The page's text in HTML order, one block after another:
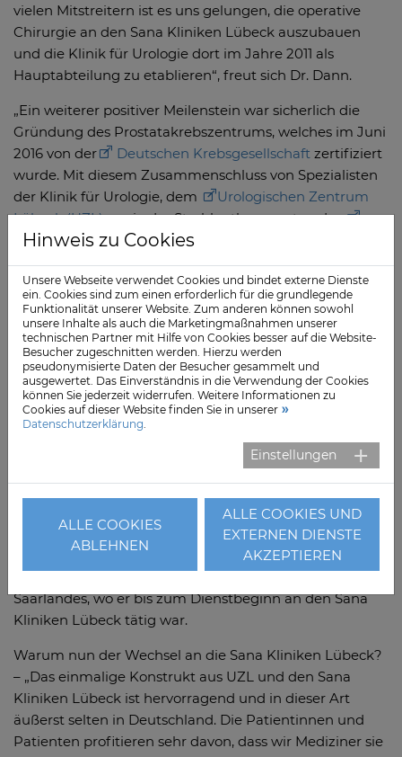
vielen Mitstreitern ist es uns gelungen, die operative
Chirurgie an den Sana Kliniken Lübeck auszubauen
und die Klinik für Urologie dort im Jahre 2011 als
Hauptabteilung zu etablieren“, freut sich Dr. Dann.
„Ein weiterer positiver Meilenstein war sicherlich die
Gründung des Prostatakrebszentrums, welches im Juni
2016 von der
Deutschen Krebsgesellschaft zertifiziert
wurde. Mit diesem Zusammenschluss von Spezialisten
der Klinik für Urologie, dem
Urologischen Zentrum
Lübeck (UZL)sowie der Strahlentherapeuten der
Praxis Curavidist es uns bis heute gelungen, ein
Höchstmaß an Behandlungsqualität und
Patientensicherheit zu dokumentieren“, so Dr. Dann
weiter.
Dr. Claudius Füllhase hat nach seinem Studium der
Humanmedizin in Lübeck, dem französischen Caen
und Freiburg promoviert und in den Jahren 2006-2013
umfangreiche Erfahrungen als urologischer
Assistenzarzt gesammelt. - U.a. an dem Johanniter
Krankenhaus Oberhausen, als größter urologischer
Klinik Deutschlands, sowie am Klinikum Großhadern in
In den Folgejahren erweiterte der Mediziner sein
medizinisches Fachwissen in oberärztlicher Tätigkeit an
der Urologischen Klinik der Universität Rostock und an
der Urologischen Klinik des Universitätsklinikums des
Saarlandes, wo er bis zum Dienstbeginn an den Sana
Kliniken Lübeck tätig war.
Warum nun der Wechsel an die Sana Kliniken Lübeck?
– „Das einmalige Konstrukt aus UZL und den Sana
Kliniken Lübeck ist hervorragend und in dieser Art
äußerst selten in Deutschland. Die Patientinnen und
Patienten profitieren sehr davon, dass wir Mediziner sie
Hinweis zu Cookies
Unsere Webseite verwendet Cookies und bindet externe Dienste
ein. Cookies sind zum einen erforderlich für die grundlegende
Funktionalität unserer Website. Zum anderen können sowohl
unsere Inhalte als auch die Marketingmaßnahmen unserer
technischen Partner mit Hilfe von Cookies besser auf die Website-
Besucher zugeschnitten werden. Hierzu werden
pseudonymisierte Daten der Besucher gesammelt und
ausgewertet. Das Einverständnis in die Verwendung der Cookies
können Sie jederzeit widerrufen. Weitere Informationen zu
Cookies auf dieser Website finden Sie in unserer
Datenschutzerklärung.
Einstellungen
ALLE COOKIES
ABLEHNEN
ALLE COOKIES UND
EXTERNEN DIENSTE
AKZEPTIEREN